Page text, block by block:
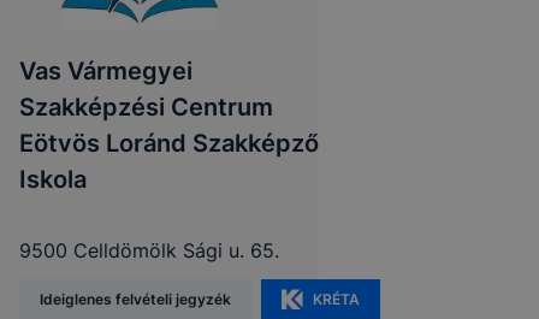
Vas Vármegyei
Szakképzési Centrum
Eötvös Loránd Szakképző
Iskola
9500 Celldömölk Sági u. 65.
Ideiglenes felvételi jegyzék KRÉTA